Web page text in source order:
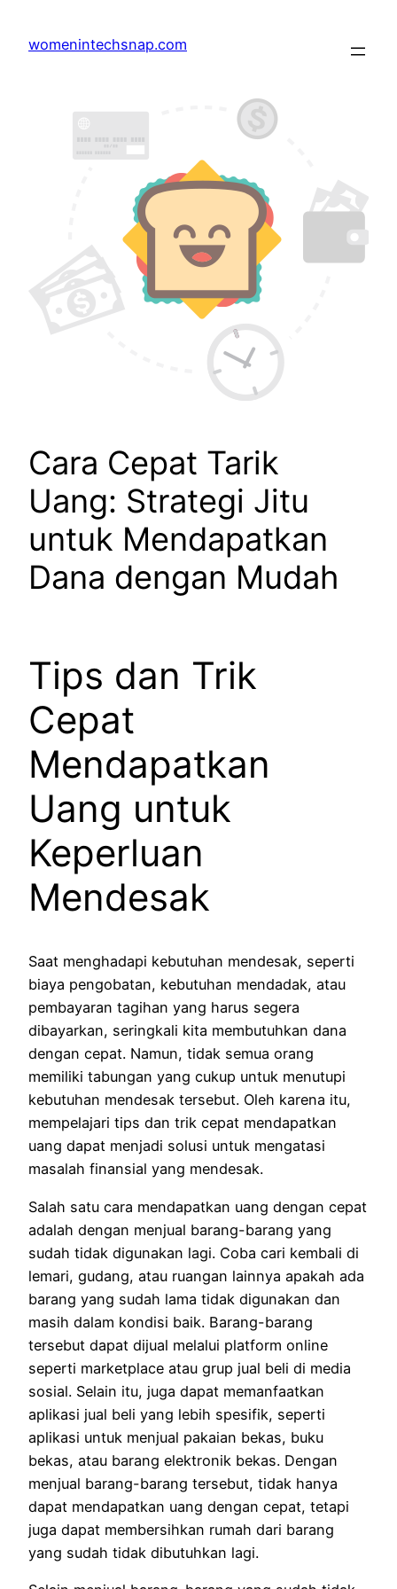
womenintechsnap.com
Cara Cepat Tarik
Uang: Strategi Jitu
untuk Mendapatkan
Dana dengan Mudah
Tips dan Trik
Cepat
Mendapatkan
Uang untuk
Keperluan
Mendesak
Saat menghadapi kebutuhan mendesak, seperti
biaya pengobatan, kebutuhan mendadak, atau
pembayaran tagihan yang harus segera
dibayarkan, seringkali kita membutuhkan dana
dengan cepat. Namun, tidak semua orang
memiliki tabungan yang cukup untuk menutupi
kebutuhan mendesak tersebut. Oleh karena itu,
mempelajari tips dan trik cepat mendapatkan
uang dapat menjadi solusi untuk mengatasi
masalah finansial yang mendesak.
Salah satu cara mendapatkan uang dengan cepat
adalah dengan menjual barang-barang yang
sudah tidak digunakan lagi. Coba cari kembali di
lemari, gudang, atau ruangan lainnya apakah ada
barang yang sudah lama tidak digunakan dan
masih dalam kondisi baik. Barang-barang
tersebut dapat dijual melalui platform online
seperti marketplace atau grup jual beli di media
sosial. Selain itu, juga dapat memanfaatkan
aplikasi jual beli yang lebih spesifik, seperti
aplikasi untuk menjual pakaian bekas, buku
bekas, atau barang elektronik bekas. Dengan
menjual barang-barang tersebut, tidak hanya
dapat mendapatkan uang dengan cepat, tetapi
juga dapat membersihkan rumah dari barang
yang sudah tidak dibutuhkan lagi.